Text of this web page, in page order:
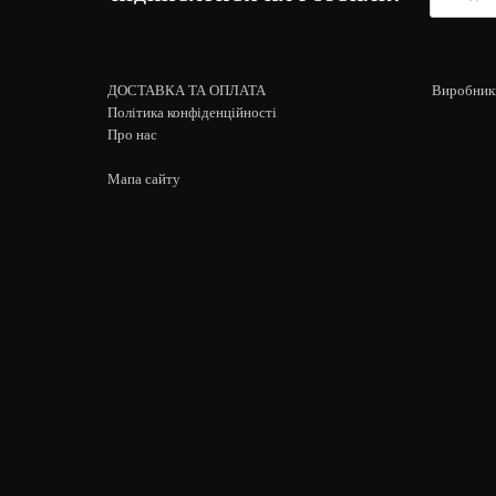
ДОСТАВКА ТА ОПЛАТА
Політика конфіденційності
Про нас
Мапа сайту